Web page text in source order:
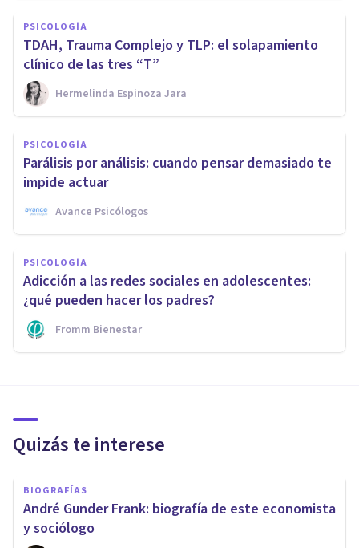
PSICOLOGÍA
TDAH, Trauma Complejo y TLP: el solapamiento
clínico de las tres “T”
Hermelinda Espinoza Jara
PSICOLOGÍA
Parálisis por análisis: cuando pensar demasiado te
impide actuar
Avance Psicólogos
PSICOLOGÍA
Adicción a las redes sociales en adolescentes:
¿qué pueden hacer los padres?
Fromm Bienestar
Quizás te interese
BIOGRAFÍAS
André Gunder Frank: biografía de este economista
y sociólogo